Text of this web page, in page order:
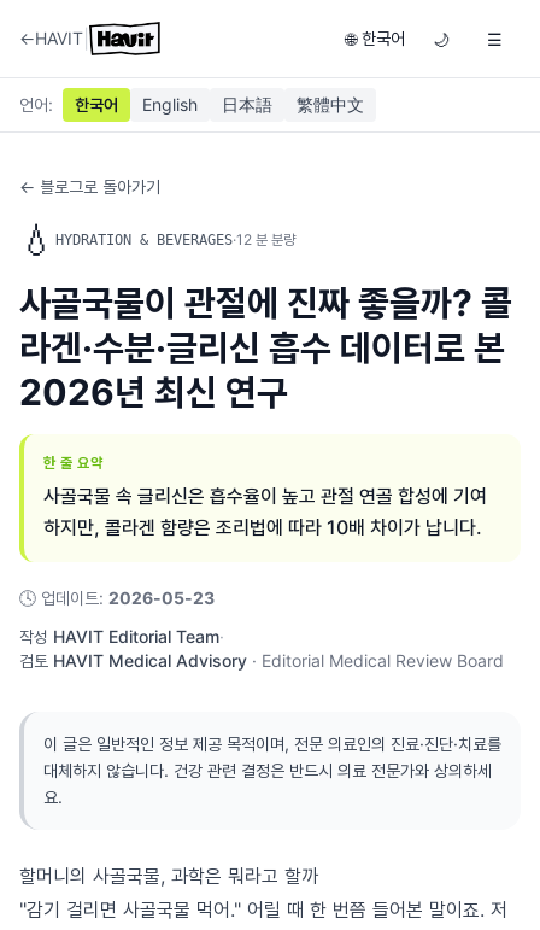
←HAVIT 🌐 한국어 🌙 ☰
언어: 한국어 English 日本語 繁體中文
← 블로그로 돌아가기
💧 HYDRATION & BEVERAGES·12 분 분량
사골국물이 관절에 진짜 좋을까? 콜
라겐·수분·글리신 흡수 데이터로 본
2026년 최신 연구
한 줄 요약
사골국물 속 글리신은 흡수율이 높고 관절 연골 합성에 기여
하지만, 콜라겐 함량은 조리법에 따라 10배 차이가 납니다.
🕓 업데이트: 2026-05-23
작성 HAVIT Editorial Team·
검토 HAVIT Medical Advisory · Editorial Medical Review Board
이 글은 일반적인 정보 제공 목적이며, 전문 의료인의 진료·진단·치료를
대체하지 않습니다. 건강 관련 결정은 반드시 의료 전문가와 상의하세
요.
할머니의 사골국물, 과학은 뭐라고 할까
"감기 걸리면 사골국물 먹어." 어릴 때 한 번쯤 들어본 말이죠. 저